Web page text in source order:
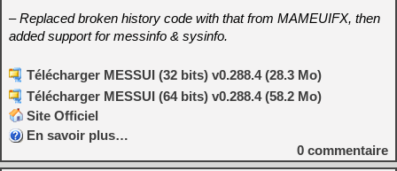
– Replaced broken history code with that from MAMEUIFX, then
added support for messinfo & sysinfo.
Télécharger MESSUI (32 bits) v0.288.4 (28.3 Mo)
Télécharger MESSUI (64 bits) v0.288.4 (58.2 Mo)
Site Officiel
En savoir plus…
0 commentaire